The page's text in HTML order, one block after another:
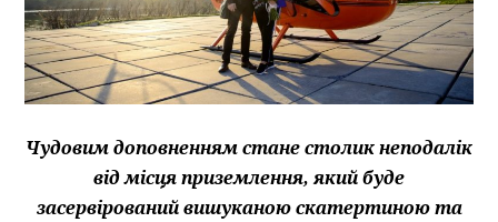
Чудовим доповненням стане столик неподалік
від місця приземлення, який буде
засервірований вишуканою скатертиною та